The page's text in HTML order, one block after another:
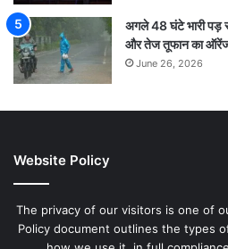
अगले 48 घंटे भारी पड़
और तेज तूफान का
June 26, 2026
Website Policy
The privacy of our visitors is one of
Policy document outlines the types